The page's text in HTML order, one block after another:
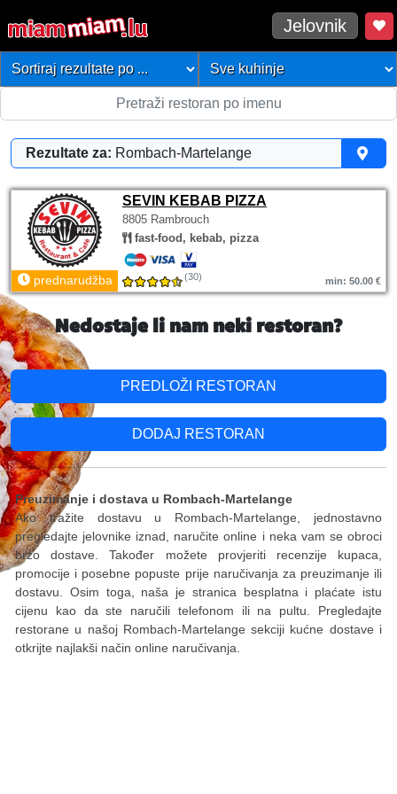
Jelovnik
Rezultate za: Rombach-Martelange
SEVIN KEBAB PIZZA
8805 Rambrouch
fast-food, kebab, pizza
prednarudžba (30) min: 50.00 €
Nedostaje li nam neki restoran?
PREDLOŽI RESTORAN
DODAJ RESTORAN
Preuzimanje i dostava u Rombach-Martelange
Ako tražite dostavu u Rombach-Martelange, jednostavno
pregledajte jelovnike iznad, naručite online i neka vam se obroci
brzo dostave. Također možete provjeriti recenzije kupaca,
promocije i posebne popuste prije naručivanja za preuzimanje ili
dostavu. Osim toga, naša je stranica besplatna i plaćate istu
cijenu kao da ste naručili telefonom ili na pultu. Pregledajte
restorane u našoj Rombach-Martelange sekciji kućne dostave i
otkrijte najlakši način online naručivanja.